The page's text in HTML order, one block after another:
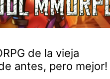
de la vieja
antes, pero mejor!